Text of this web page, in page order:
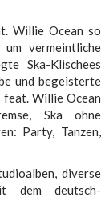
Willie Ocean so
vermeintliche
Ska-Klischees
und begeisterte
feat. Willie Ocean
Ska ohne
Party, Tanzen,
diverse
dem deutsch-